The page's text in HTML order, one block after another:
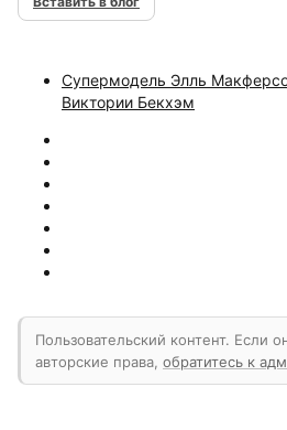
Супермодель Элль
Виктории Бекхэм
Пользовательский контент. Если
авторские права, обратитесь к